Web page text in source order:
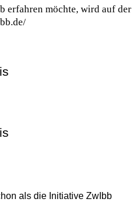
erfahren möchte, wird auf der
als die Initiative ZwIbb